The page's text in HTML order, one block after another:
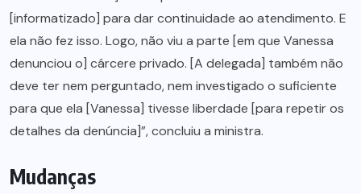
[informatizado] para dar continuidade ao atendimento. E
ela não fez isso. Logo, não viu a parte [em que Vanessa
denunciou o] cárcere privado. [A delegada] também não
deve ter nem perguntado, nem investigado o suficiente
para que ela [Vanessa] tivesse liberdade [para repetir os
detalhes da denúncia]”, concluiu a ministra.
Mudanças